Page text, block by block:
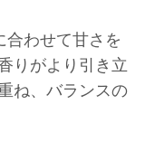
わせて甘さを
りがより引き立
ね、バランスの